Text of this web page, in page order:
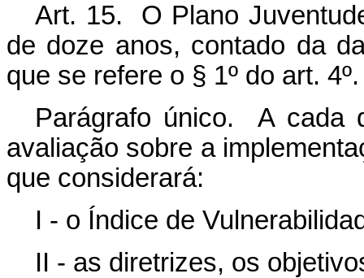
Art. 15. O Plano
de doze anos, contado da
que se refere o § 1º do art. 4º.
Parágrafo único. A cada
avaliação sobre a
que considerará:
I - o Índice de
II - as diretrizes, os